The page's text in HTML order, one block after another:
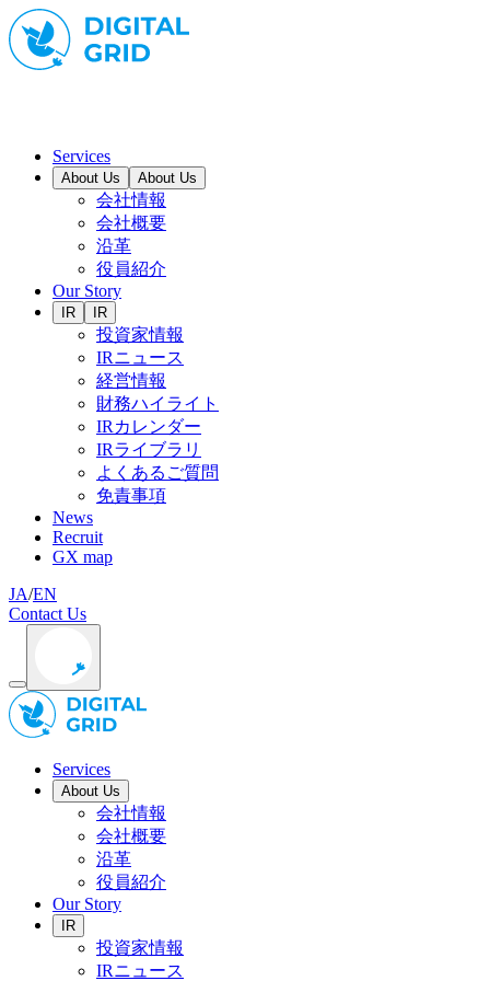
Services
About Us About Us
会社情報
会社概要
沿革
役員紹介
Our Story
IR IR
投資家情報
IRニュース
経営情報
財務ハイライト
IRカレンダー
IRライブラリ
よくあるご質問
免責事項
News
Recruit
GX map
JA/EN
Contact Us
Services
About Us
会社情報
会社概要
沿革
役員紹介
Our Story
IR
投資家情報
IRニュース